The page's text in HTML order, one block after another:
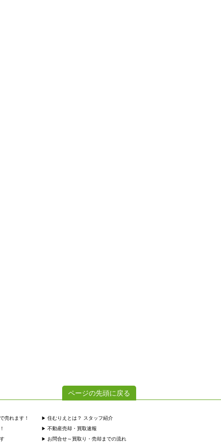
ページの先頭に戻る
売れます！
住むりえとは？ スタッフ紹介
不動産売却・買取速報
お問合せ～買取り・売却までの流れ